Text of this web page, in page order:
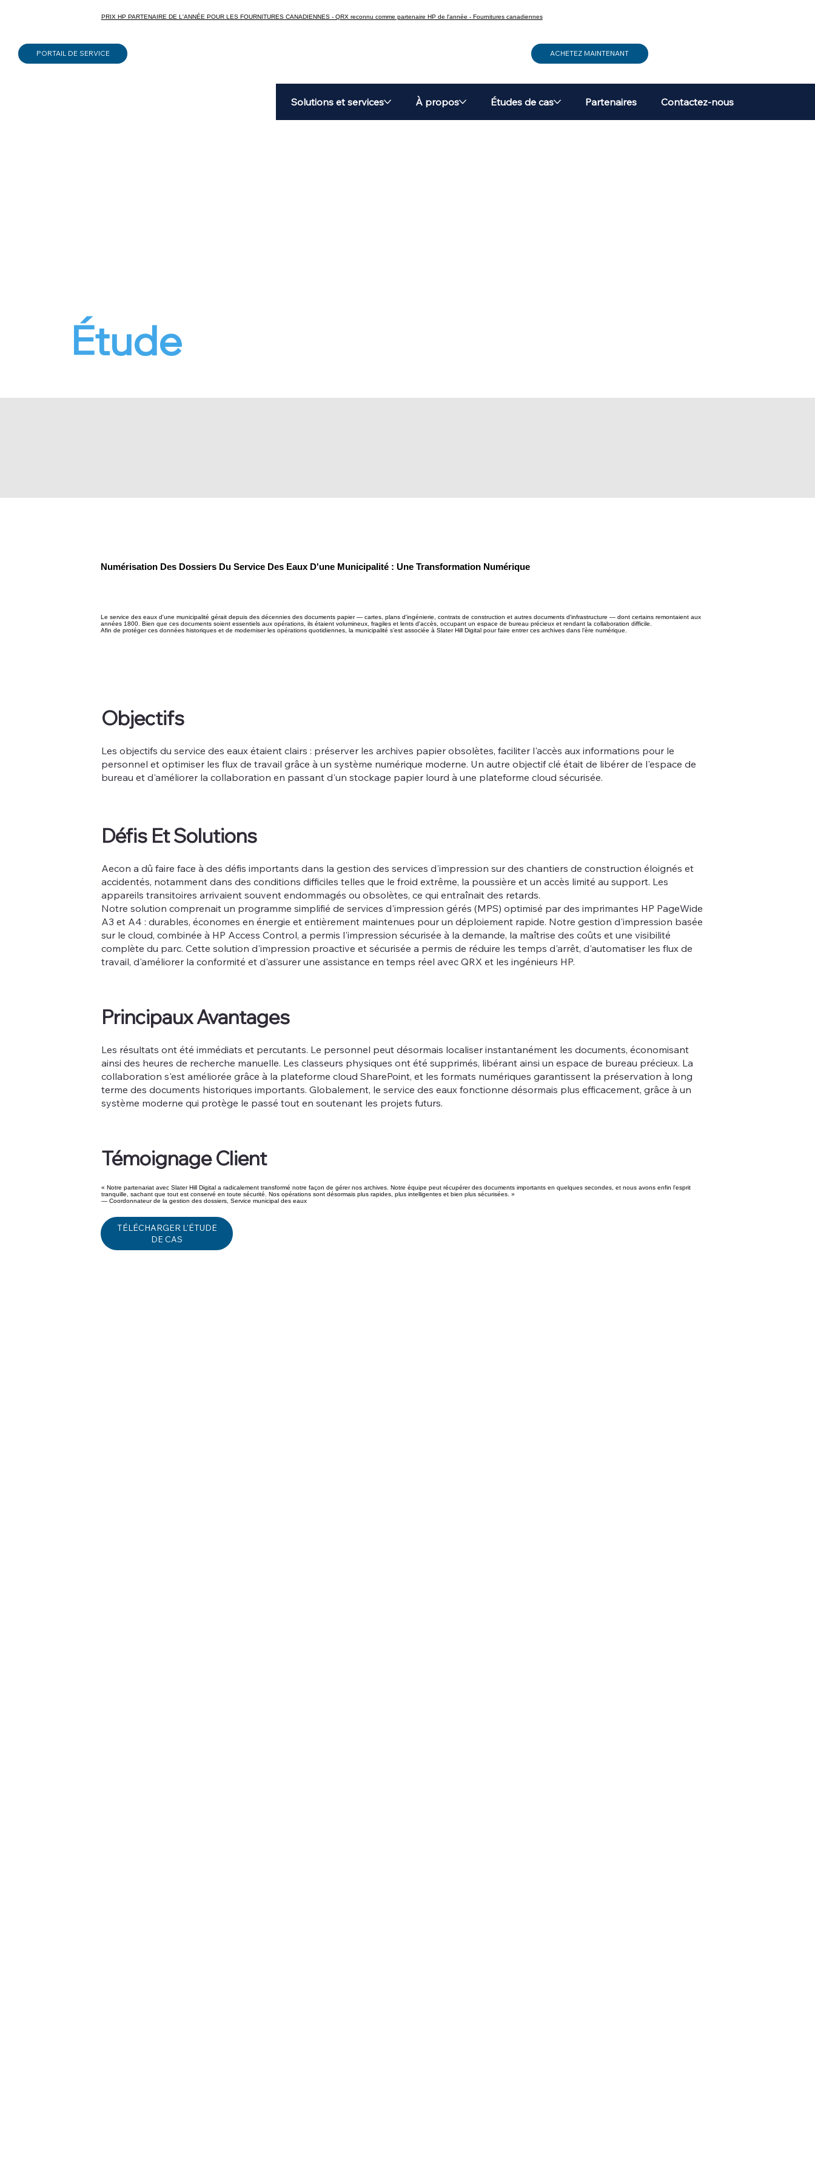
PRIX HP PARTENAIRE DE L'ANNÉE POUR LES FOURNITURES CANADIENNES - QRX reconnu comme partenaire HP de l'année - Fournitures canadiennes
PORTAIL DE SERVICE ACHETEZ MAINTENANT
Solutions et services À propos Études de cas Partenaires Contactez-nous
Étude
Numérisation Des Dossiers Du Service Des Eaux D'une Municipalité : Une Transformation Numérique
Le service des eaux d'une municipalité gérait depuis des décennies des documents papier — cartes, plans d'ingénierie, contrats de construction et autres documents d'infrastructure — dont certains remontaient aux
années 1800. Bien que ces documents soient essentiels aux opérations, ils étaient volumineux, fragiles et lents d'accès, occupant un espace de bureau précieux et rendant la collaboration difficile.
Afin de protéger ces données historiques et de moderniser les opérations quotidiennes, la municipalité s’est associée à Slater Hill Digital pour faire entrer ces archives dans l’ère numérique.
Objectifs
Les objectifs du service des eaux étaient clairs : préserver les archives papier obsolètes, faciliter l'accès aux informations pour le
personnel et optimiser les flux de travail grâce à un système numérique moderne. Un autre objectif clé était de libérer de l'espace de
bureau et d'améliorer la collaboration en passant d'un stockage papier lourd à une plateforme cloud sécurisée.
Défis Et Solutions
Aecon a dû faire face à des défis importants dans la gestion des services d'impression sur des chantiers de construction éloignés et
accidentés, notamment dans des conditions difficiles telles que le froid extrême, la poussière et un accès limité au support. Les
appareils transitoires arrivaient souvent endommagés ou obsolètes, ce qui entraînait des retards.
Notre solution comprenait un programme simplifié de services d'impression gérés (MPS) optimisé par des imprimantes HP PageWide
A3 et A4 : durables, économes en énergie et entièrement maintenues pour un déploiement rapide. Notre gestion d'impression basée
sur le cloud, combinée à HP Access Control, a permis l'impression sécurisée à la demande, la maîtrise des coûts et une visibilité
complète du parc. Cette solution d'impression proactive et sécurisée a permis de réduire les temps d'arrêt, d'automatiser les flux de
travail, d'améliorer la conformité et d'assurer une assistance en temps réel avec QRX et les ingénieurs HP.
Principaux Avantages
Les résultats ont été immédiats et percutants. Le personnel peut désormais localiser instantanément les documents, économisant
ainsi des heures de recherche manuelle. Les classeurs physiques ont été supprimés, libérant ainsi un espace de bureau précieux. La
collaboration s'est améliorée grâce à la plateforme cloud SharePoint, et les formats numériques garantissent la préservation à long
terme des documents historiques importants. Globalement, le service des eaux fonctionne désormais plus efficacement, grâce à un
système moderne qui protège le passé tout en soutenant les projets futurs.
Témoignage Client
« Notre partenariat avec Slater Hill Digital a radicalement transformé notre façon de gérer nos archives. Notre équipe peut récupérer des documents importants en quelques secondes, et nous avons enfin l'esprit
tranquille, sachant que tout est conservé en toute sécurité. Nos opérations sont désormais plus rapides, plus intelligentes et bien plus sécurisées. »
— Coordonnateur de la gestion des dossiers, Service municipal des eaux
TÉLÉCHARGER L'ÉTUDE
DE CAS